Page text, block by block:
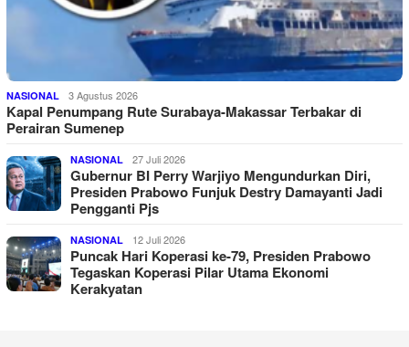
NASIONAL 3 Agustus 2026
Kapal Penumpang Rute Surabaya-Makassar Terbakar di
Perairan Sumenep
NASIONAL 27 Juli 2026
Gubernur BI Perry Warjiyo Mengundurkan Diri,
Presiden Prabowo Funjuk Destry Damayanti Jadi
Pengganti Pjs
NASIONAL 12 Juli 2026
Puncak Hari Koperasi ke-79, Presiden Prabowo
Tegaskan Koperasi Pilar Utama Ekonomi
Kerakyatan